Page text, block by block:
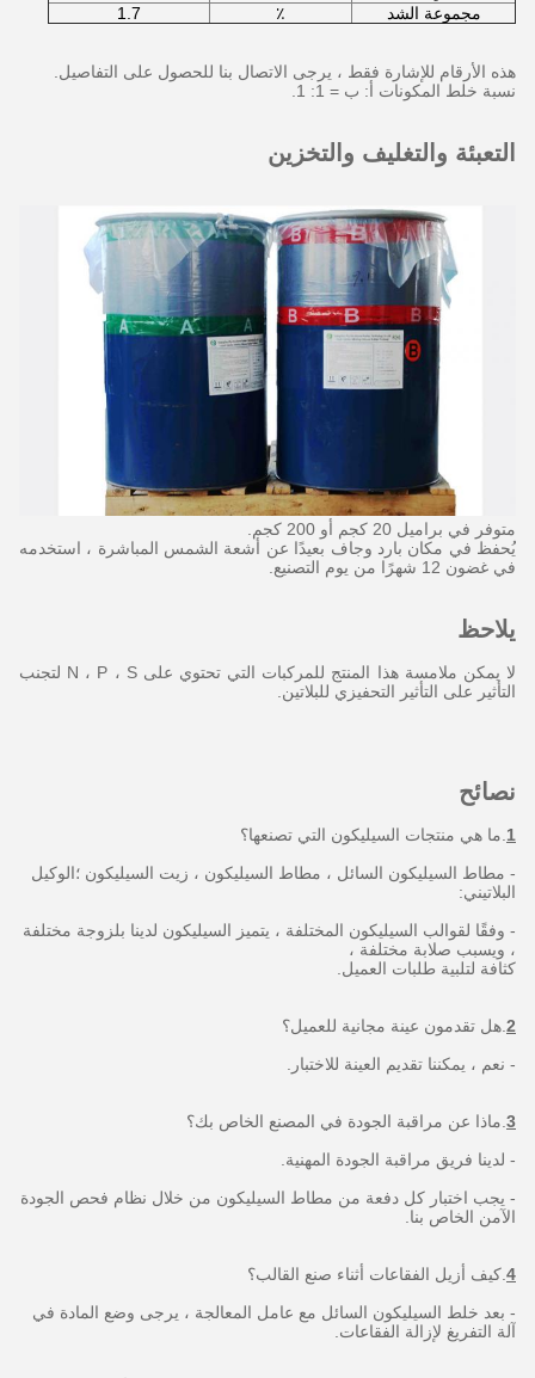
مجموعة الشد
٪ 1.7
هذه الأرقام للإشارة فقط ، يرجى الاتصال بنا للحصول على التفاصيل.
نسبة خلط المكونات أ: ب = 1: 1.
التعبئة والتغليف والتخزين
متوفر في براميل 20 كجم أو 200 كجم.
يُحفظ في مكان بارد وجاف بعيدًا عن أشعة الشمس المباشرة ، استخدمه
في غضون 12 شهرًا من يوم التصنيع.
يلاحظ
لا يمكن ملامسة هذا المنتج للمركبات التي تحتوي على N ، P ، S لتجنب
التأثير على التأثير التحفيزي للبلاتين.
نصائح
1 .ما هي منتجات السيليكون التي تصنعها؟
- مطاط السيليكون السائل ، مطاط السيليكون ، زيت السيليكون ؛الوكيل
البلاتيني:
- وفقًا لقوالب السيليكون المختلفة ، يتميز السيليكون لدينا بلزوجة مختلفة
، ويسبب صلابة مختلفة ،
كثافة لتلبية طلبات العميل.
2 .هل تقدمون عينة مجانية للعميل؟
- نعم ، يمكننا تقديم العينة للاختبار.
3 .ماذا عن مراقبة الجودة في المصنع الخاص بك؟
- لدينا فريق مراقبة الجودة المهنية.
- يجب اختبار كل دفعة من مطاط السيليكون من خلال نظام فحص الجودة
الآمن الخاص بنا.
4 .كيف أزيل الفقاعات أثناء صنع القالب؟
- بعد خلط السيليكون السائل مع عامل المعالجة ، يرجى وضع المادة في
آلة التفريغ لإزالة الفقاعات.